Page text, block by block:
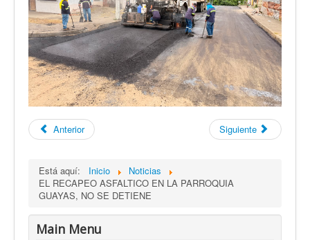
Anterior Siguiente
Está aquí: Inicio
Noticias
EL RECAPEO ASFALTICO EN LA PARROQUIA
GUAYAS, NO SE DETIENE
Main Menu